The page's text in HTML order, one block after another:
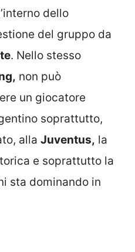
dello
del gruppo da
. Nello stesso
non può
un giocatore
soprattutto,
alla Juventus, la
e soprattutto la
sta dominando in